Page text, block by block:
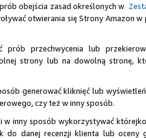
obejścia zasad określonych w
otwierania się Strony Amazon
prób przechwycenia lub
strony lub na dowolną stronę,
generować kliknięć lub
czy też w inny sposób.
w inny sposób wykorzystywać
do danej recenzji klienta lub oceny